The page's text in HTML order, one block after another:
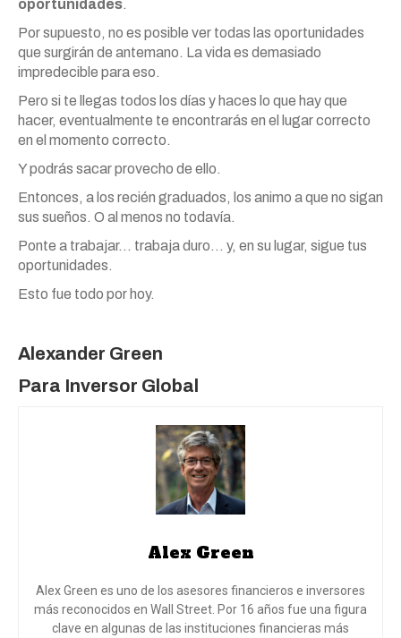
oportunidades.
Por supuesto, no es posible ver todas las oportunidades
que surgirán de antemano. La vida es demasiado
impredecible para eso.
Pero si te llegas todos los días y haces lo que hay que
hacer, eventualmente te encontrarás en el lugar correcto
en el momento correcto.
Y podrás sacar provecho de ello.
Entonces, a los recién graduados, los animo a que no sigan
sus sueños. O al menos no todavía.
Ponte a trabajar… trabaja duro… y, en su lugar, sigue tus
oportunidades.
Esto fue todo por hoy.
Alexander Green
Para Inversor Global
Alex Green
Alex Green es uno de los asesores financieros e inversores
más reconocidos en Wall Street. Por 16 años fue una figura
clave en algunas de las instituciones financieras más